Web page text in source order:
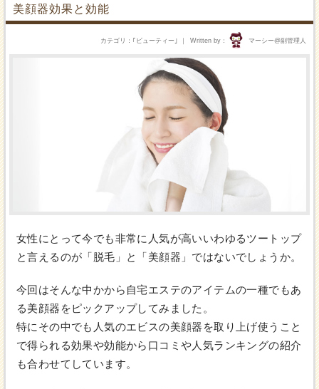
美顔器効果と効能
Written by マーシー@副管理人
カテゴリ ｢ ビューティー ｣
女性にとって今でも非常に人気が高いいわゆるツートップ
と言えるのが「脱毛」と「美顔器」ではないでしょうか。
今回はそんな中かから自宅エステのアイテムの一種でもあ
る美顔器をピックアップしてみました。
特にその中でも人気のエビスの美顔器を取り上げ使うこと
で得られる効果や効能から口コミや人気ランキングの紹介
も合わせてしています。